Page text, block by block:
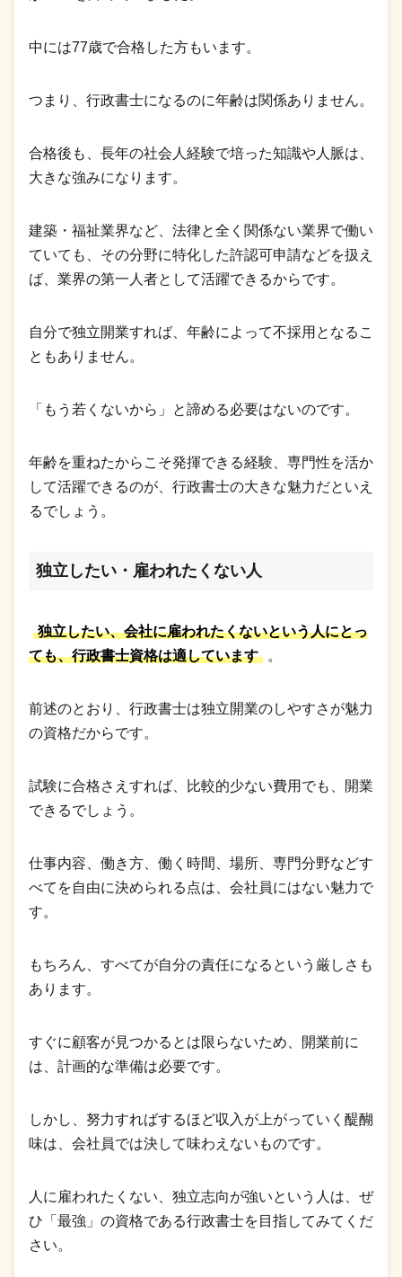
中には77歳で合格した方もいます。
つまり、行政書士になるのに年齢は関係ありません。
合格後も、長年の社会人経験で培った知識や人脈は、
大きな強みになります。
建築・福祉業界など、法律と全く関係ない業界で働い
ていても、その分野に特化した許認可申請などを扱え
ば、業界の第一人者として活躍できるからです。
自分で独立開業すれば、年齢によって不採用となるこ
ともありません。
「もう若くないから」と諦める必要はないのです。
年齢を重ねたからこそ発揮できる経験、専門性を活か
して活躍できるのが、行政書士の大きな魅力だといえ
るでしょう。
独立したい・雇われたくない人
独立したい、会社に雇われたくないという人にとっ
ても、行政書士資格は適しています
。
前述のとおり、行政書士は独立開業のしやすさが魅力
の資格だからです。
試験に合格さえすれば、比較的少ない費用でも、開業
できるでしょう。
仕事内容、働き方、働く時間、場所、専門分野などす
べてを自由に決められる点は、会社員にはない魅力で
す。
もちろん、すべてが自分の責任になるという厳しさも
あります。
すぐに顧客が見つかるとは限らないため、開業前に
は、計画的な準備は必要です。
しかし、努力すればするほど収入が上がっていく醍醐
味は、会社員では決して味わえないものです。
人に雇われたくない、独立志向が強いという人は、ぜ
ひ「最強」の資格である行政書士を目指してみてくだ
さい。